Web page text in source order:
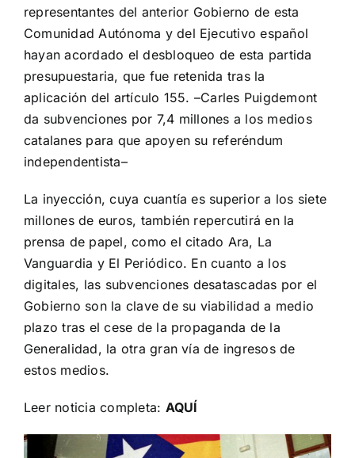
representantes del anterior Gobierno de esta
Comunidad Autónoma y del Ejecutivo español
hayan acordado el desbloqueo de esta partida
presupuestaria, que fue retenida tras la
aplicación del artículo 155. –Carles Puigdemont
da subvenciones por 7,4 millones a los medios
catalanes para que apoyen su referéndum
independentista–
La inyección, cuya cuantía es superior a los siete
millones de euros, también repercutirá en la
prensa de papel, como el citado Ara, La
Vanguardia y El Periódico. En cuanto a los
digitales, las subvenciones desatascadas por el
Gobierno son la clave de su viabilidad a medio
plazo tras el cese de la propaganda de la
Generalidad, la otra gran vía de ingresos de
estos medios.
Leer noticia completa: AQUÍ